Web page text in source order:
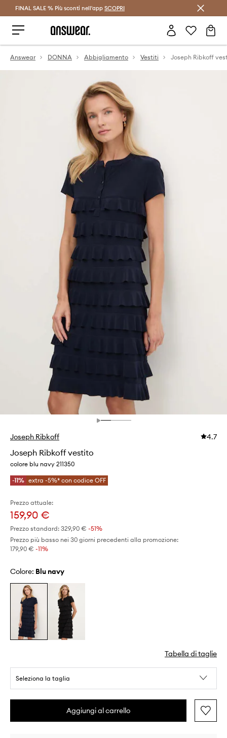
Risparmia con Answear Club >
FINAL SALE % Più sconti nell'app SCOPRI
Answear DONNA Abbigliamento Vestiti Joseph Ribkoff
Joseph Ribkoff 4.7
Joseph Ribkoff vestito
colore blu navy 211350
-11% extra -5%* con codice OFF
Prezzo attuale:
159,90 €
Prezzo standard: 329,90 € -51%
Prezzo più basso nei 30 giorni precedenti alla promozione:
179,90 € -11%
Colore: blu navy
Tabella di taglie
Seleziona la taglia
Aggiungi al carrello